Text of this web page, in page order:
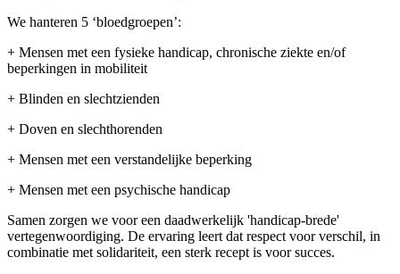
We hanteren 5 ‘bloedgroepen’:
+ Mensen met een fysieke handicap, chronische ziekte en/of
beperkingen in mobiliteit
+ Blinden en slechtzienden
+ Doven en slechthorenden
+ Mensen met een verstandelijke beperking
+ Mensen met een psychische handicap
Samen zorgen we voor een daadwerkelijk 'handicap-brede'
vertegenwoordiging. De ervaring leert dat respect voor verschil, in
combinatie met solidariteit, een sterk recept is voor succes.